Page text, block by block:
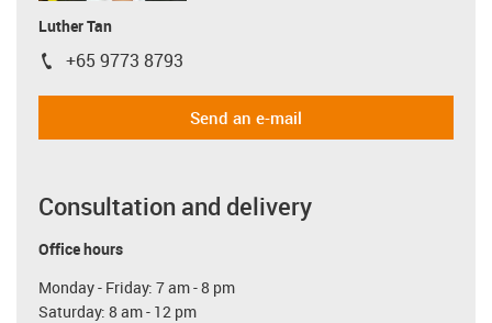
Luther Tan
igus-icon-phone
+65 9773 8793
Send an e-mail
Consultation and delivery
Office hours
Monday - Friday: 7 am - 8 pm
Saturday: 8 am - 12 pm